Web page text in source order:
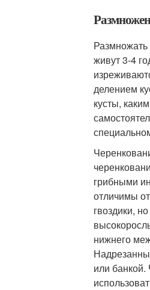
Размножать
живут 3-4
делением
кусты,
грибными
отличимы
гвоздики,
нижнего
или